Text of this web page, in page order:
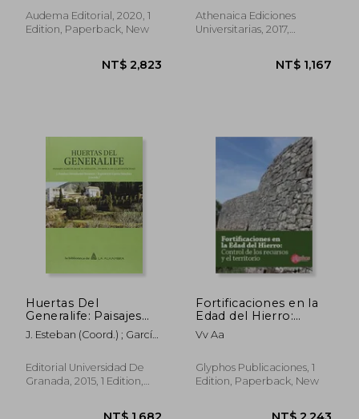
y Llanos de Pinilla (in
Spanish)
Barroso Cabrera, Rafael
Audema Editorial, 2020, 1
Edition, Paperback, New
NT$ 2,823
Athenaica Ediciones
Universitarias, 2017,
NT$
Huertas Del
Generalife: Paisajes
Agrícolas De Al-
andalus... En Busca De
Biblioteca De La
Alhambra) (in
J. Esteban (coord.) ; García
(coord.) Hernández
Bermejo
Editorial Universidad De
Granada, 2015, 1 Edition,
Fortificaciones en la
Edad del Hierro:
Control de los
Recursos y el
Vv Aa
Glyphos Publicaciones, 1
Edition, Paperback, New